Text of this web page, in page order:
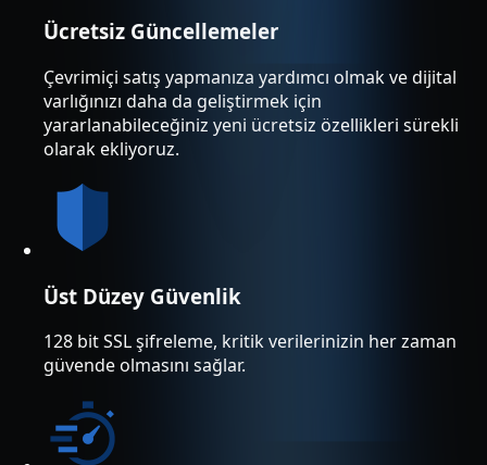
Ücretsiz Güncellemeler
Çevrimiçi satış yapmanıza yardımcı olmak ve dijital
varlığınızı daha da geliştirmek için
yararlanabileceğiniz yeni ücretsiz özellikleri sürekli
olarak ekliyoruz.
Üst Düzey Güvenlik
128 bit SSL şifreleme, kritik verilerinizin her zaman
güvende olmasını sağlar.